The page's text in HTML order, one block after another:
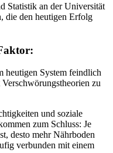
Statistik an der Universität
die den heutigen Erfolg
heutigen System feindlich
zu
und soziale
zum Schluss: Je
desto mehr Nährboden
verbunden mit einem